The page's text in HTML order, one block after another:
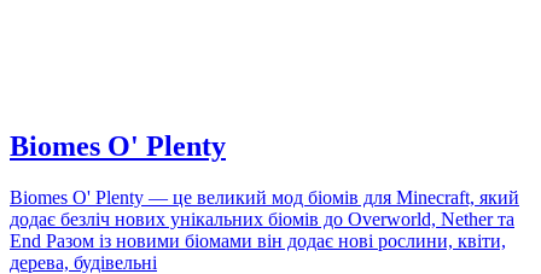
Biomes O' Plenty
Biomes O' Plenty — це великий мод біомів для Minecraft, який
додає безліч нових унікальних біомів до Overworld, Nether та
End Разом із новими біомами він додає нові рослини, квіти,
дерева, будівельні